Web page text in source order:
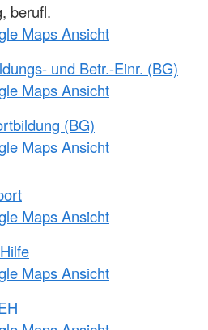
berufl.
Maps Ansicht
und Betr.-Einr. (BG)
Maps Ansicht
(BG)
Maps Ansicht
Maps Ansicht
Maps Ansicht